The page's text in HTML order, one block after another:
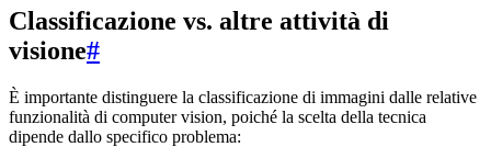
Classificazione vs. altre attività di
visione#
È importante distinguere la classificazione di immagini dalle relative
funzionalità di computer vision, poiché la scelta della tecnica
dipende dallo specifico problema: